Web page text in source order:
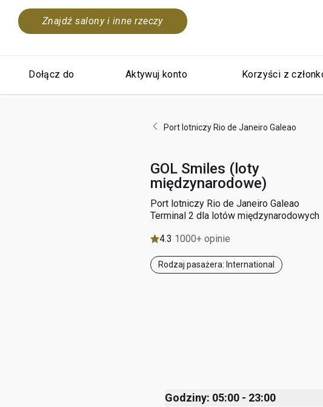
Znajdź salony i inne rzeczy
Dołącz do Aktywuj konto Korzyści z
Port lotniczy Rio de Janeiro Galeao
GOL Smiles (loty
międzynarodowe)
Port lotniczy Rio de Janeiro Galeao
Terminal 2 dla lotów międzynarodowych
4.3 1000+ opinie
Rodzaj pasażera: International
Godziny: 05:00 - 23:00